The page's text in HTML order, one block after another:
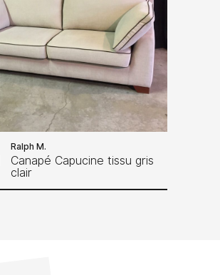
Ralph M.
Canapé Capucine tissu gris
clair